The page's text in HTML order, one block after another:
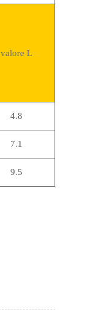
valore L
4.8
7.1
9.5